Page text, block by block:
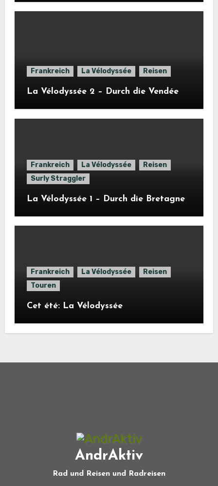
Frankreich La Vélodyssée Reisen
La Vélodyssée 2 – Durch die Vendée
Frankreich La Vélodyssée
Reisen
Surly Straggler
La Vélodyssée 1 – Durch die Bretagne
Frankreich La Vélodyssée
Reisen
Touren
Cet été: La Vélodyssée
AndrAktiv
Rad und Reisen und Radreisen